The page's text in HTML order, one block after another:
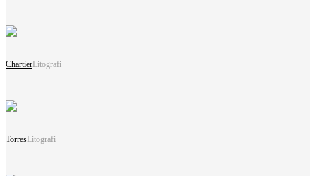
Chartier Litografi
TorresLitografi